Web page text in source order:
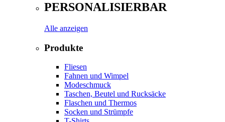
PERSONALISIERBAR
Alle anzeigen
Produkte
Fliesen
Fahnen und Wimpel
Modeschmuck
Taschen, Beutel und Rucksäcke
Flaschen und Thermos
Socken und Strümpfe